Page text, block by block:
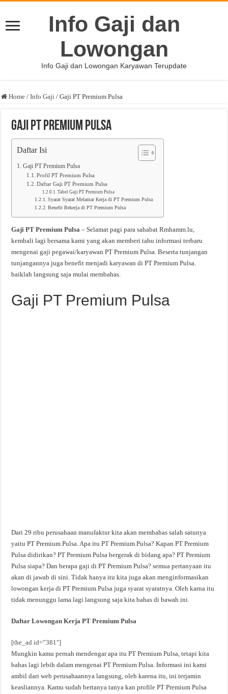
Info Gaji dan
Lowongan
Info Gaji dan Lowongan Karyawan Terupdate
Home / Info Gaji / Gaji PT Premium Pulsa
Gaji PT Premium Pulsa
Daftar Isi
Gaji PT Premium Pulsa
Profil PT Premium Pulsa
Daftar Gaji PT Premium Pulsa
Tabel Gaji PT Premium Pulsa
Syarat Syarat Melamar Kerja di PT Premium Pulsa
Benefit Bekerja di PT Premium Pulsa
Gaji PT Premium Pulsa – Selamat pagi para sahabat Rmhamm.lu,
kembali lagi bersama kami yang akan memberi tahu informasi terbaru
mengenai gaji pegawai/karyawan PT Premium Pulsa. Beserta tunjangan
tunjangannya juga benefit menjadi karyawan di PT Premium Pulsa.
baiklah langsung saja mulai membahas.
Gaji PT Premium Pulsa
Dari 29 ribu perusahaan manufaktur kita akan membahas salah satunya
yaitu PT Premium Pulsa. Apa itu PT Premium Pulsa? Kapan PT Premium
Pulsa didirikan? PT Premium Pulsa bergerak di bidang apa? PT Premium
Pulsa siapa? Dan berapa gaji di PT Premium Pulsa? semua pertanyaan itu
akan di jawab di sini. Tidak hanya itu kita juga akan menginformasikan
lowongan kerja di PT Premium Pulsa juga syarat syaratnya. Oleh karna itu
tidak menunggu lama lagi langsung saja kita bahas di bawah ini.
Daftar Lowongan Kerja PT Premium Pulsa
[the_ad id=”381″]
Mungkin kamu pernah mendengar apa itu PT Premium Pulsa, tetapi kita
bahas lagi lebih dalam mengenai PT Premium Pulsa. Informasi ini kami
ambil dari web perusahaannya langsung, oleh karena itu, ini terjamin
keasliannya. Kamu sudah bertanya tanya kan profile PT Premium Pulsa